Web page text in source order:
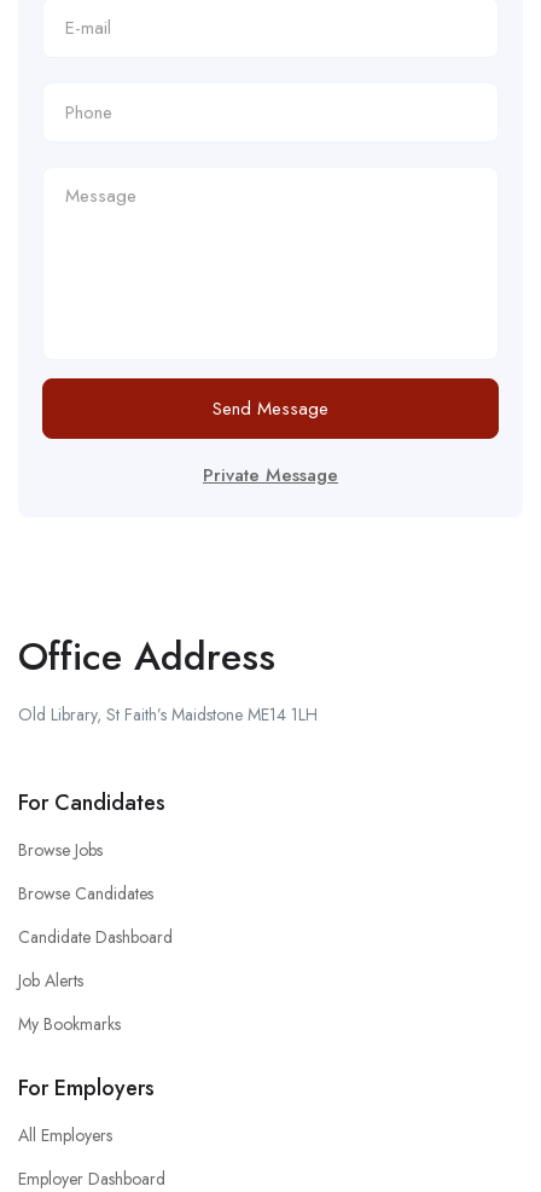
Send Message
Private Message
Office Address
Old Library, St Faith’s Maidstone ME14 1LH
For Candidates
Browse Jobs
Browse Candidates
Candidate Dashboard
Job Alerts
My Bookmarks
For Employers
All Employers
Employer Dashboard